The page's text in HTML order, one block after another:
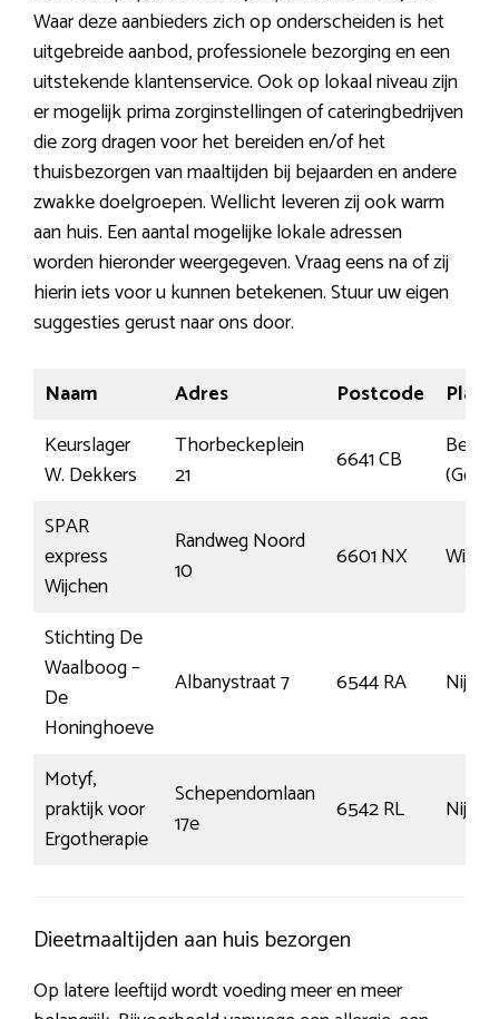
Waar deze aanbieders zich op onderscheiden is het
uitgebreide aanbod, professionele bezorging en een
uitstekende klantenservice. Ook op lokaal niveau zijn
er mogelijk prima zorginstellingen of cateringbedrijven
die zorg dragen voor het bereiden en/of het
thuisbezorgen van maaltijden bij bejaarden en andere
zwakke doelgroepen. Wellicht leveren zij ook warm
aan huis. Een aantal mogelijke lokale adressen
worden hieronder weergegeven. Vraag eens na of zij
hierin iets voor u kunnen betekenen. Stuur uw eigen
suggesties gerust naar ons door.
Naam Adres Postcode
Keurslager
W. Dekkers
Thorbeckeplein
21
6641 CB
SPAR
express
Wijchen
Randweg Noord
10
6601 NX
Stichting De
Waalboog –
De
Honinghoeve
Albanystraat 7 6544 RA
Motyf,
praktijk voor
Ergotherapie
Schependomlaan
17e
6542 RL
Dieetmaaltijden aan huis bezorgen
Op latere leeftijd wordt voeding meer en meer